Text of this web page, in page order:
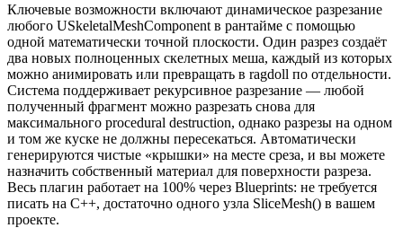
Ключевые возможности включают динамическое разрезание
любого USkeletalMeshComponent в рантайме с помощью
одной математически точной плоскости. Один разрез создаёт
два новых полноценных скелетных меша, каждый из которых
можно анимировать или превращать в ragdoll по отдельности.
Система поддерживает рекурсивное разрезание — любой
полученный фрагмент можно разрезать снова для
максимального procedural destruction, однако разрезы на одном
и том же куске не должны пересекаться. Автоматически
генерируются чистые «крышки» на месте среза, и вы можете
назначить собственный материал для поверхности разреза.
Весь плагин работает на 100% через Blueprints: не требуется
писать на C++, достаточно одного узла SliceMesh() в вашем
проекте.